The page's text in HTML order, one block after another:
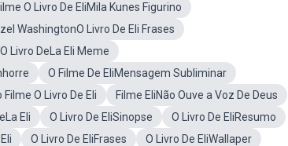
O Livro De EliMila Kunes Figurino
WashingtonO Livro De Eli Frases
O Livro DeLa Eli Meme
O Filme De EliMensagem Subliminar
O Livro De Eli
Filme EliNão Ouve a Voz De Deus
Eli O Livro De EliSinopse
O Livro De EliResumo
O Livro De EliFrases
O Livro De EliWallaper